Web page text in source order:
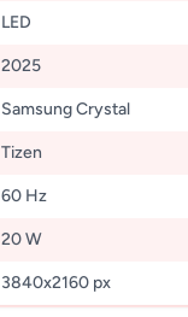
LED
2025
Samsung Crystal
Tizen
60 Hz
20 W
3840x2160 px